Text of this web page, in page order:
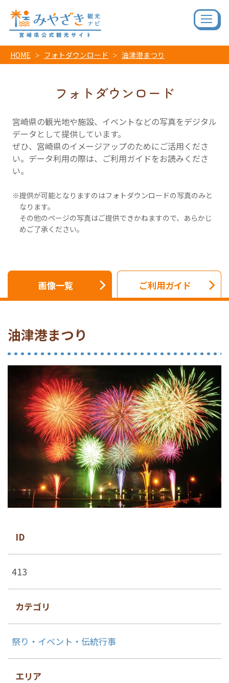
HOME フォトダウンロード 油津港まつり
フォトダウンロード
宮崎県の観光地や施設、イベントなどの写真をデジタル
データとして提供しています。
ぜひ、宮崎県のイメージアップのためにご活用くださ
い。データ利用の際は、ご利用ガイドをお読みくださ
い。
提供が可能となりますのはフォトダウンロードの写真のみと
なります。
その他のページの写真はご提供できかねますので、あらかじ
めご了承ください。
画像一覧 ご利用ガイド
油津港まつり
ID
413
カテゴリ
祭り・イベント・伝統行事
エリア